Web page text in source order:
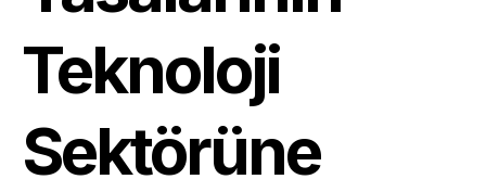
Teknoloji
Sektörüne